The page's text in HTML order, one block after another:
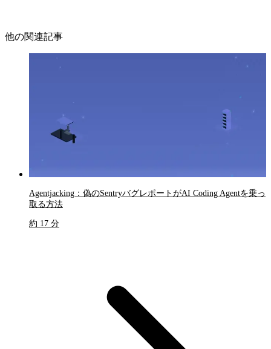
他の関連記事
Agentjacking：偽のSentryバグレポートがAI Coding Agentを乗っ
取る方法
約 17 分